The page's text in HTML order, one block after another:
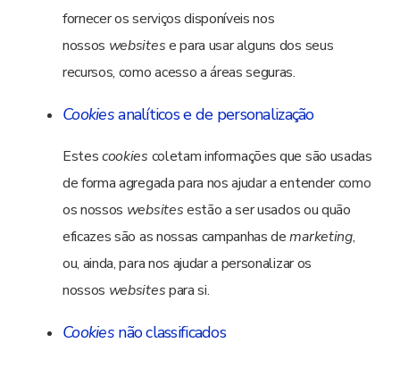
fornecer os serviços disponíveis nos
nossos websitese para usar alguns dos seus
recursos, como acesso a áreas seguras.
Cookiesanalíticos e de personalização
Estescookies coletam informações que são usadas
de forma agregada para nos ajudar a entender como
os nossos websitesestão a ser usados ou quão
eficazes são as nossas campanhas demarketing,
ou, ainda, para nos ajudar a personalizar os
nossos websitespara si.
Cookiesnão classificados